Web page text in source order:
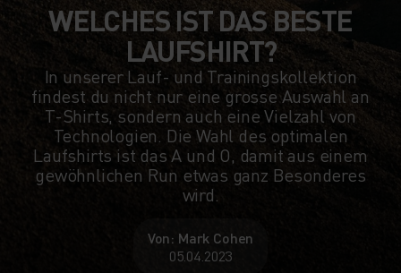
WELCHES IST DAS BESTE
LAUFSHIRT?
In unserer Lauf- und Trainingskollektion
findest du nicht nur eine grosse Auswahl an
T-Shirts, sondern auch eine Vielzahl von
Technologien. Die Wahl des optimalen
Laufshirts ist das A und O, damit aus einem
gewöhnlichen Run etwas ganz Besonderes
wird.
Von: Mark Cohen
05.04.2023